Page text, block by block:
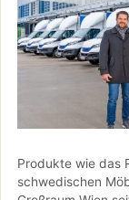
Produkte wie das
schwedischen